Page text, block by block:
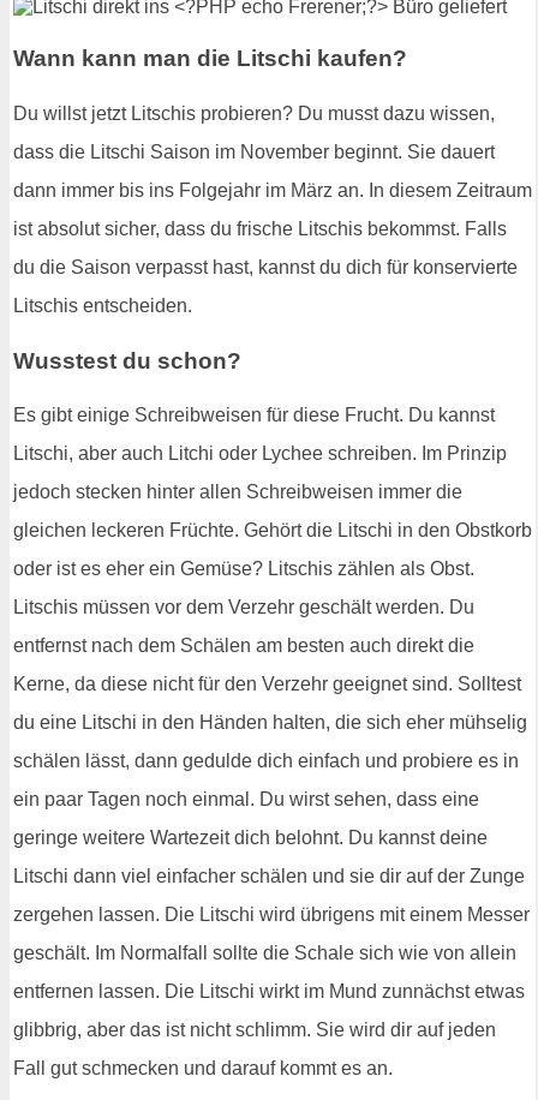
Wann kann man die Litschi kaufen?
Du willst jetzt Litschis probieren? Du musst dazu wissen,
dass die Litschi Saison im November beginnt. Sie dauert
dann immer bis ins Folgejahr im März an. In diesem Zeitraum
ist absolut sicher, dass du frische Litschis bekommst. Falls
du die Saison verpasst hast, kannst du dich für konservierte
Litschis entscheiden.
Wusstest du schon?
Es gibt einige Schreibweisen für diese Frucht. Du kannst
Litschi, aber auch Litchi oder Lychee schreiben. Im Prinzip
jedoch stecken hinter allen Schreibweisen immer die
gleichen leckeren Früchte. Gehört die Litschi in den Obstkorb
oder ist es eher ein Gemüse? Litschis zählen als Obst.
Litschis müssen vor dem Verzehr geschält werden. Du
entfernst nach dem Schälen am besten auch direkt die
Kerne, da diese nicht für den Verzehr geeignet sind. Solltest
du eine Litschi in den Händen halten, die sich eher mühselig
schälen lässt, dann gedulde dich einfach und probiere es in
ein paar Tagen noch einmal. Du wirst sehen, dass eine
geringe weitere Wartezeit dich belohnt. Du kannst deine
Litschi dann viel einfacher schälen und sie dir auf der Zunge
zergehen lassen. Die Litschi wird übrigens mit einem Messer
geschält. Im Normalfall sollte die Schale sich wie von allein
entfernen lassen. Die Litschi wirkt im Mund zunnächst etwas
glibbrig, aber das ist nicht schlimm. Sie wird dir auf jeden
Fall gut schmecken und darauf kommt es an.